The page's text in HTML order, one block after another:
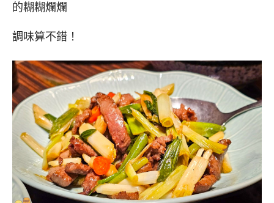
的糊糊爛爛
調味算不錯！